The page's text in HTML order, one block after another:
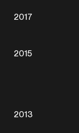
2017
2015
2013